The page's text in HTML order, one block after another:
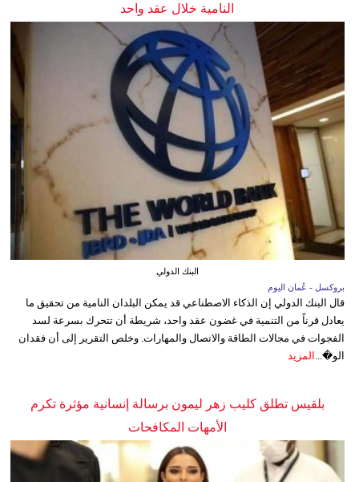
النامية خلال عقد واحد
البنك الدولي
بروكسل - عُمان اليوم
قال البنك الدولي إن الذكاء الاصطناعي قد يمكن البلدان النامية من تحقيق ما
يعادل قرناً من التنمية في غضون عقد واحد، شريطة أن تتحرك بسرعة لسد
الفجوات في مجالات الطاقة والاتصال والمهارات. وخلص التقرير إلى أن فقدان
الو�... المزيد
بلقيس تطلق كليب زهر ليمون برسالة إنسانية مؤثرة تكرم
الأمهات المكافحات